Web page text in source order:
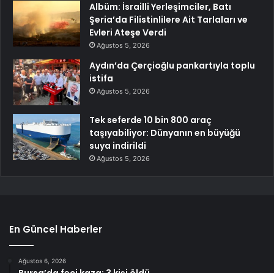
Albüm: İsrailli Yerleşimciler, Batı
Şeria’da Filistinlilere Ait Tarlaları ve
Evleri Ateşe Verdi
Ağustos 5, 2026
Aydın’da Çerçioğlu pankartıyla toplu
istifa
Ağustos 5, 2026
Tek seferde 10 bin 800 araç
taşıyabiliyor: Dünyanın en büyüğü
suya indirildi
Ağustos 5, 2026
En Güncel Haberler
Ağustos 6, 2026